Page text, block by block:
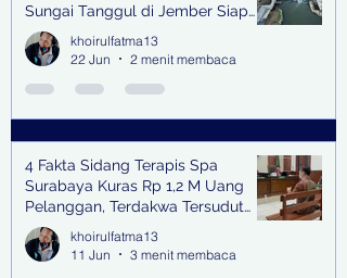
Sungai Tanggul di Jember Siap
Bangkitkan Swasembada Pangan
dan Pengendali Banjir
khoirulfatma13
22 Jun
2 menit membaca
4 Fakta Sidang Terapis Spa
Surabaya Kuras Rp 1,2 M Uang
Pelanggan, Terdakwa Tersudut
oleh Keterangan Saksi Kunci
khoirulfatma13
11 Jun
3 menit membaca